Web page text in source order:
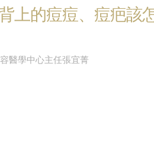
上的痘痘、痘疤該
醫學中心主任張宜菁